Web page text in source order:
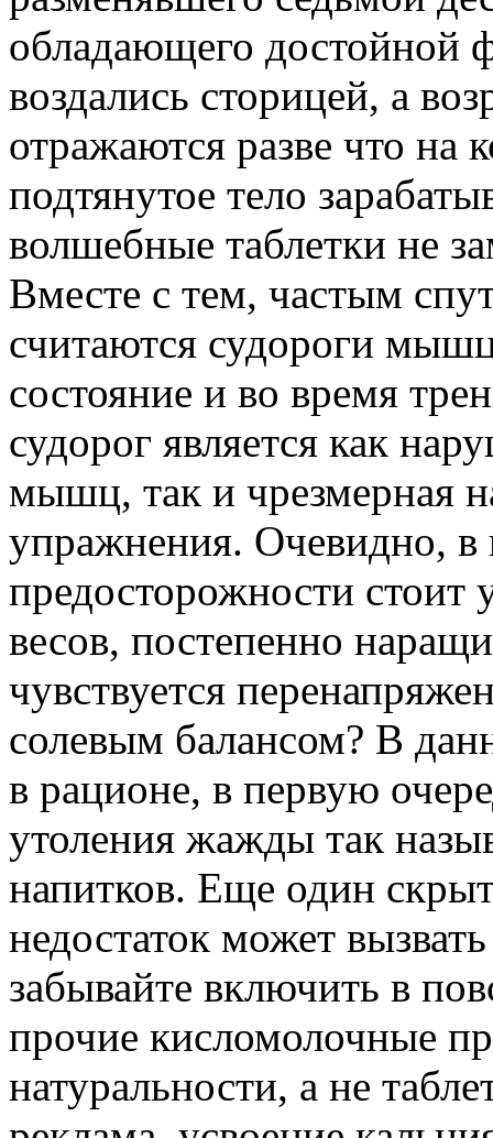
обладающего достойной
воздались сторицей, а
отражаются разве что на
подтянутое тело
волшебные таблетки не
Вместе с тем, частым
считаются судороги
состояние и во время
судорог является как
мышц, так и чрезмерная
упражнения. Очевидно, в
предосторожности стоит
весов, постепенно
чувствуется
солевым балансом? В
в рационе, в первую
утоления жажды так
напитков. Еще один
недостаток может
забывайте включить в
прочие кисломолочные
натуральности, а не